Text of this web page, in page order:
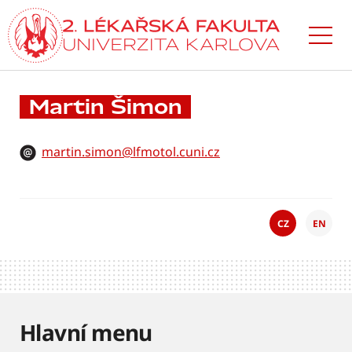
Přejít
k hlavnímu
obsahu
Martin Šimon
martin.simon@lfmotol.cuni.cz
CZ EN
Hlavní menu